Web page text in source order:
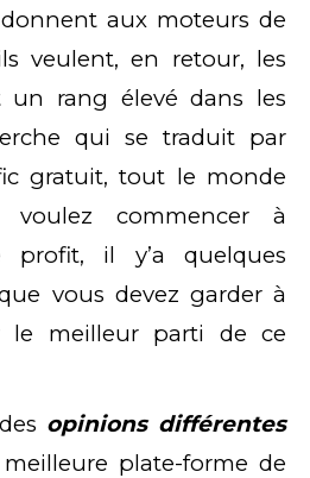
aux moteurs de
veulent, en retour, les
un rang élevé dans les
qui se traduit par
gratuit, tout le monde
commencer à
il y’a quelques
vous devez garder à
le meilleur parti de ce
opinions différentes
plate-forme de